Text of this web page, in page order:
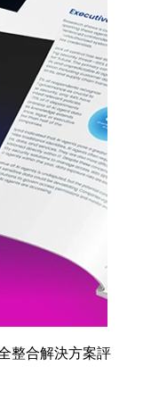
整合解決方案評